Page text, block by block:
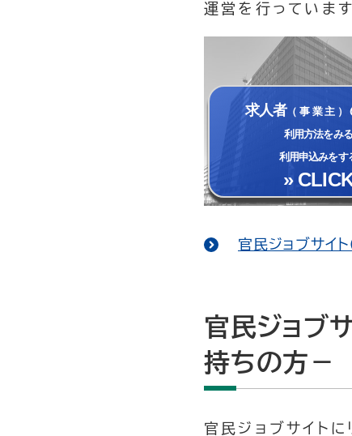
運営を行っています
求人者（事業主）
利用方法をみる
利用申込みをす
»
官民ジョブサイ
官民ジョブ
持ちの方－
官民ジョブサイトに